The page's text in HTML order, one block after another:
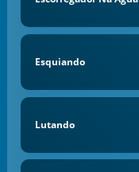
Esquiando
Lutando